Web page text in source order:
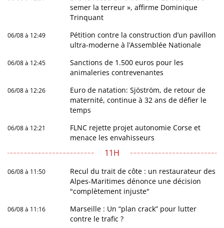
semer la terreur », affirme Dominique
Trinquant
06/08 à 12:49
Pétition contre la construction d’un pavillon
ultra-moderne à l’Assemblée Nationale
06/08 à 12:45
Sanctions de 1.500 euros pour les
animaleries contrevenantes
06/08 à 12:26
Euro de natation: Sjöström, de retour de
maternité, continue à 32 ans de défier le
temps
06/08 à 12:21
FLNC rejette projet autonomie Corse et
menace les envahisseurs
11H
06/08 à 11:50
Recul du trait de côte : un restaurateur des
Alpes-Maritimes dénonce une décision
"complètement injuste"
06/08 à 11:16
Marseille : Un “plan crack” pour lutter
contre le trafic ?